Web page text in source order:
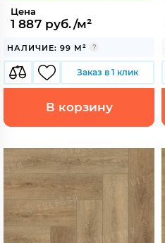
Цена
1 887 руб./м²
НАЛИЧИЕ: 99 М²
Заказ в 1 клик
В корзину